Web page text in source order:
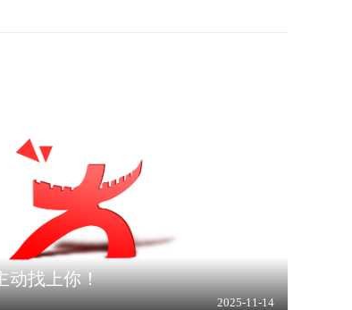
动找上你！
2025-11-14